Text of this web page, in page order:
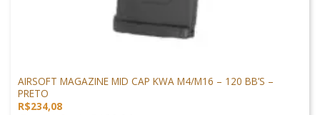
AIRSOFT MAGAZINE MID CAP KWA M4/M16 – 120 BB’S –
PRETO
R$234,08